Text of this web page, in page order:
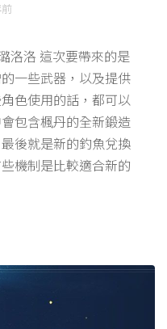
洛洛 這次要帶來的是
一些武器，以及提供
色使用的話，都可以
包含楓丹的全新鍛造
後就是新的釣魚兌換
機制是比較適合新的